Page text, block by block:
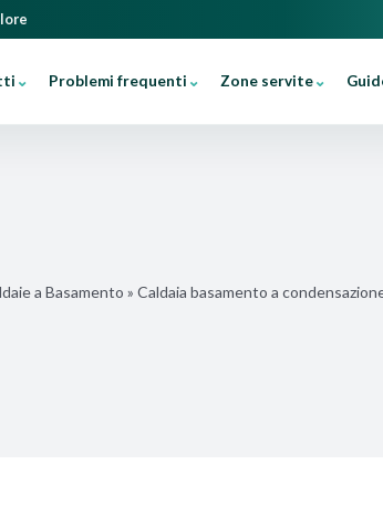
Problemi frequenti Zone servite
a Basamento » Caldaia basamento a